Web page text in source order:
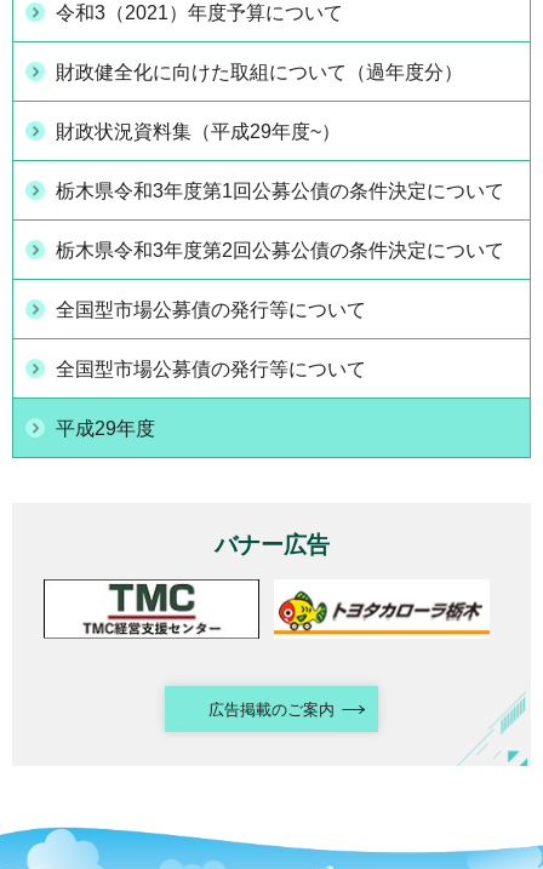
令和3（2021）年度予算について
財政健全化に向けた取組について（過年度分）
財政状況資料集（平成29年度~）
栃木県令和3年度第1回公募公債の条件決定について
栃木県令和3年度第2回公募公債の条件決定について
全国型市場公募債の発行等について
全国型市場公募債の発行等について
平成29年度
バナー広告
広告掲載のご案内